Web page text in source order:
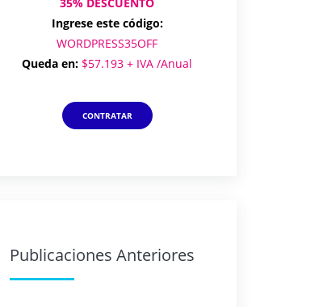
Ingrese este código:
WORDPRESS35OFF
Queda en: $57.193 + IVA /Anual
CONTRATAR
Publicaciones Anteriores